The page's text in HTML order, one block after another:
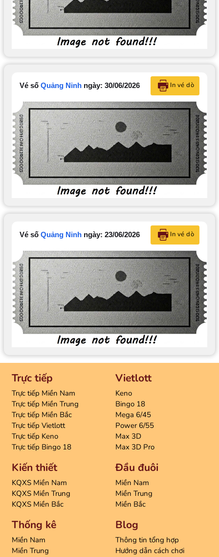
Vé số Quảng Ninh ngày: 30/06/2026 In vé dò
Vé số Quảng Ninh ngày: 23/06/2026 In vé dò
Trực tiếp
Trực tiếp Miền Nam
Trực tiếp Miền Trung
Trực tiếp Miền Bắc
Trực tiếp Vietlott
Trực tiếp Keno
Trực tiếp Bingo 18
Vietlott
Keno
Bingo 18
Mega 6/45
Power 6/55
Max 3D
Max 3D Pro
Kiến thiết
KQXS Miền Nam
KQXS Miền Trung
KQXS Miền Bắc
Đầu đuôi
Miền Nam
Miền Trung
Miền Bắc
Thống kê
Miền Nam
Miền Trung
Blog
Thông tin tổng hợp
Hướng dẫn cách chơi